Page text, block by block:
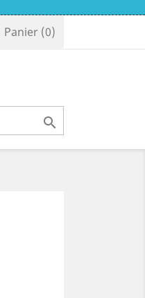
Panier (0)
